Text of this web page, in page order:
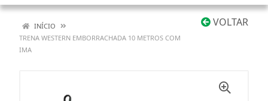
VOLTAR
INÍCIO
TRENA WESTERN EMBORRACHADA 10 METROS COM
IMA